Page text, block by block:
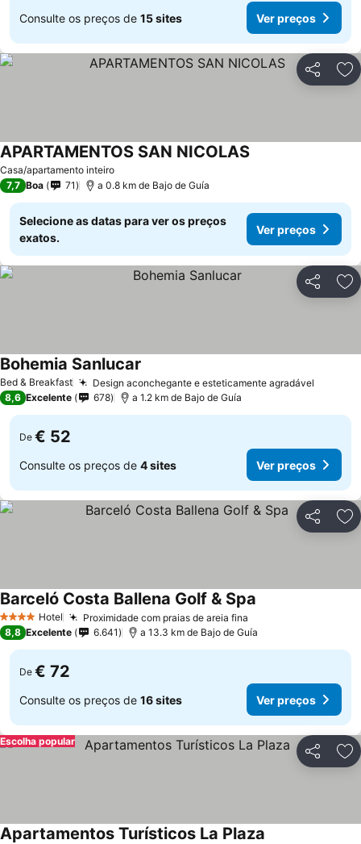
Consulte os preços de 15 sites Ver preços
Partilhar
Casa/apartamento inteiro
APARTAMENTOS SAN NICOLAS
7,7 Boa 71 a 0.8 km de Bajo de Guía
Selecione as datas para ver os preços
exatos.
Ver preços
Partilhar
Bed & Breakfast Design aconchegante e esteticamente agradável
Bohemia Sanlucar
8,6 Excelente 678 a 1.2 km de Bajo de Guía
De € 52
Consulte os preços de 4 sites Ver preços
Partilhar
4 EstrelasHotel Proximidade com praias de areia fina
Barceló Costa Ballena Golf & Spa
8,8 Excelente 6.641 a 13.3 km de Bajo de Guía
De € 72
Consulte os preços de 16 sites Ver preços
Partilhar
Escolha popular
Apartamentos Turísticos La Plaza